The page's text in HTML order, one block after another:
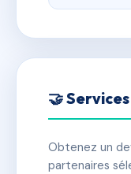
🤝
Obtenez un
partenaires